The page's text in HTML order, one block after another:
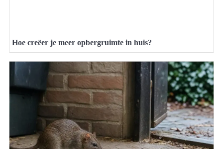
Hoe creëer je meer opbergruimte in huis?